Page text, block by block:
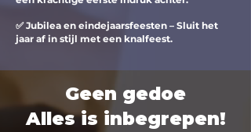
✅ Jubilea en eindejaarsfeesten – Sluit het
jaar af in stijl met een knalfeest.
Geen gedoe
Alles is inbegrepen!